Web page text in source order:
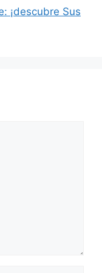
¡descubre Sus